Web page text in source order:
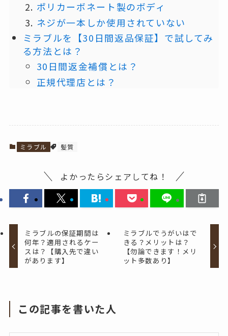
ポリカーボネート製のボディ
ネジが一本しか使用されていない
ミラブルを【30日間返品保証】で試してみ
る方法とは？
30日間返金補償とは？
正規代理店とは？
ミラブル 髪質
よかったらシェアしてね！
ミラブルの保証期間は
何年？適用されるケー
スは？【購入先で違い
があります】
ミラブルでうがいはで
きる？メリットは？
【勿論できます！メリ
ット多数あり】
この記事を書いた人